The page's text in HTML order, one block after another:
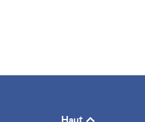
Haut